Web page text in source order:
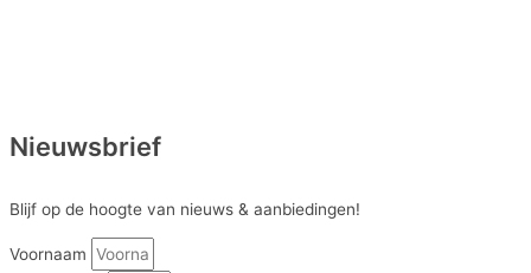
Nieuwsbrief
Blijf op de hoogte van nieuws & aanbiedingen!
Voornaam